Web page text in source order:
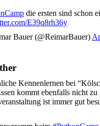
die ersten sind schon
E39q8rh36y
Bauer (@ReimarBauer)
Kennenlernen bei
kommt ebenfalls nicht
ist immer gut